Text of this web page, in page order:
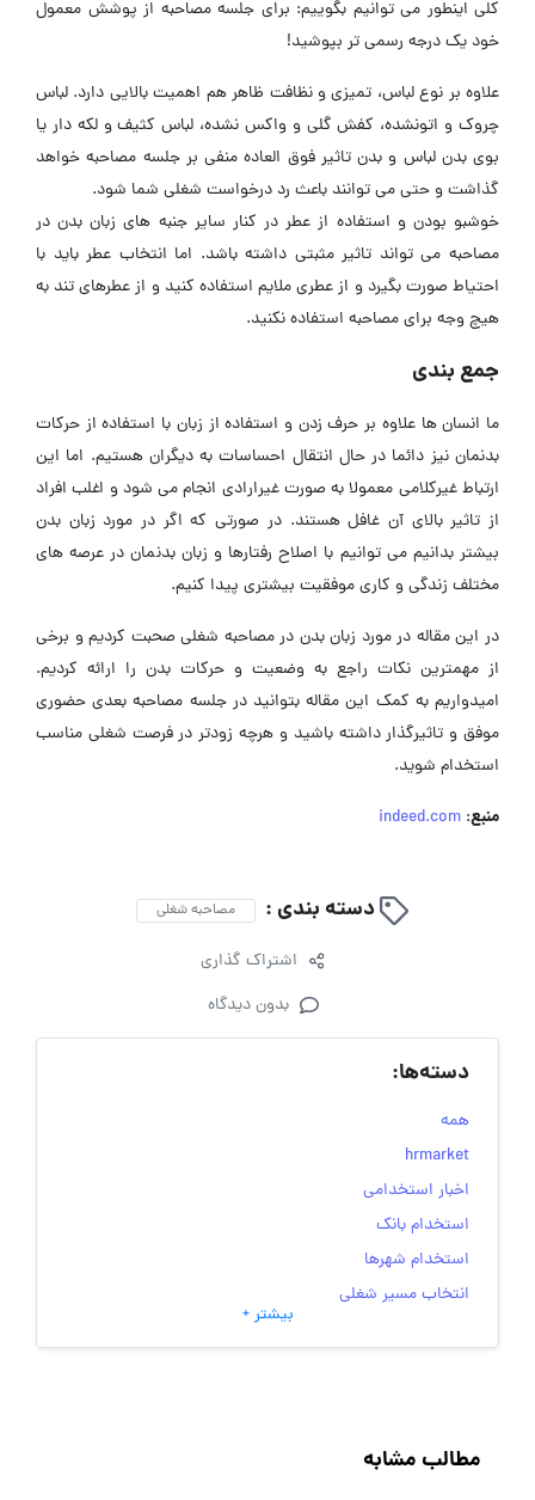
کلی اینطور می توانیم بگوییم: برای جلسه مصاحبه از پوشش معمول
خود یک درجه رسمی تر بپوشید!
علاوه بر نوع لباس، تمیزی و نظافت ظاهر هم اهمیت بالایی دارد. لباس
چروک و اتونشده، کفش گلی و واکس نشده، لباس کثیف و لکه دار یا
بوی بدن لباس و بدن تاثیر فوق العاده منفی بر جلسه مصاحبه خواهد
گذاشت و حتی می توانند باعث رد درخواست شغلی شما شود.
خوشبو بودن و استفاده از عطر در کنار سایر جنبه های زبان بدن در
مصاحبه می تواند تاثیر مثبتی داشته باشد. اما انتخاب عطر باید با
احتیاط صورت بگیرد و از عطری ملایم استفاده کنید و از عطرهای تند به
هیچ وجه برای مصاحبه استفاده نکنید.
جمع بندی
ما انسان ها علاوه بر حرف زدن و استفاده از زبان با استفاده از حرکات
بدنمان نیز دائما در حال انتقال احساسات به دیگران هستیم. اما این
ارتباط غیرکلامی معمولا به صورت غیرارادی انجام می شود و اغلب افراد
از تاثیر بالای آن غافل هستند. در صورتی که اگر در مورد زبان بدن
بیشتر بدانیم می توانیم با اصلاح رفتارها و زبان بدنمان در عرصه های
مختلف زندگی و کاری موفقیت بیشتری پیدا کنیم.
در این مقاله در مورد زبان بدن در مصاحبه شغلی صحبت کردیم و برخی
از مهمترین نکات راجع به وضعیت و حرکات بدن را ارائه کردیم.
امیدواریم به کمک این مقاله بتوانید در جلسه مصاحبه بعدی حضوری
موفق و تاثیرگذار داشته باشید و هرچه زودتر در فرصت شغلی مناسب
استخدام شوید.
منبع:
indeed.com
دسته بندی : مصاحبه شغلی
اشتراک گذاری
بدون دیدگاه
دسته‌ها:
همه
hrmarket
اخبار استخدامی
استخدام بانک
استخدام شهرها
انتخاب مسیر شغلی
به‌روزرسانی‌های سایت (کارجویی)
رزومه
بیشتر +
مطالب مشابه